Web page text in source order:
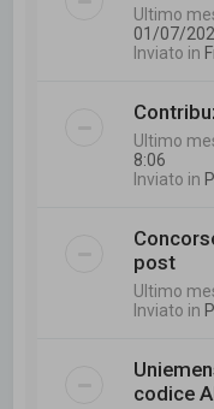
Ultimo
01/07/
Inviato in
Ultimo
8:06
Inviato in
post
Ultimo
Inviato in
codice